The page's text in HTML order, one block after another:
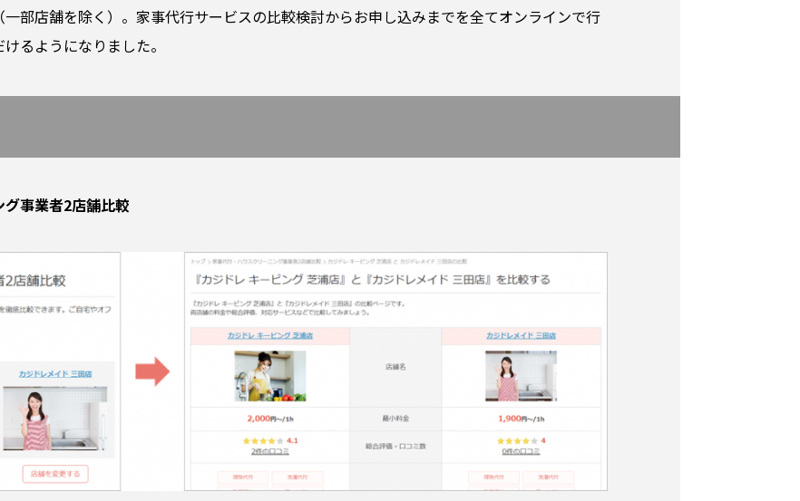
部店舗を除く）。家事代行サービスの比較検討からお申し込みまでを全てオンラインで行
るようになりました。
グ事業者2店舗比較